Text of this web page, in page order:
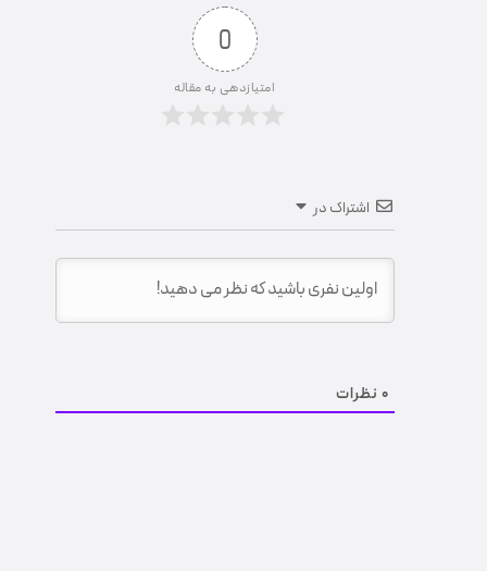
0
امتیازدهی به مقاله
اشتراک در
0 نظرات